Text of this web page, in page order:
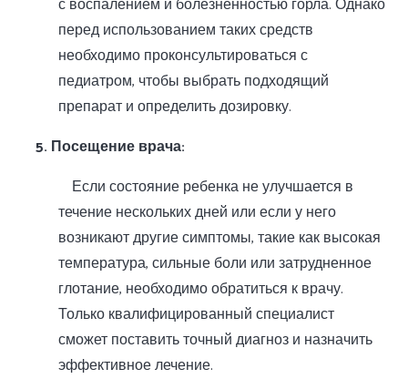
с воспалением и болезненностью горла. Однако
перед использованием таких средств
необходимо проконсультироваться с
педиатром, чтобы выбрать подходящий
препарат и определить дозировку.
5. Посещение врача:
Если состояние ребенка не улучшается в
течение нескольких дней или если у него
возникают другие симптомы, такие как высокая
температура, сильные боли или затрудненное
глотание, необходимо обратиться к врачу.
Только квалифицированный специалист
сможет поставить точный диагноз и назначить
эффективное лечение.